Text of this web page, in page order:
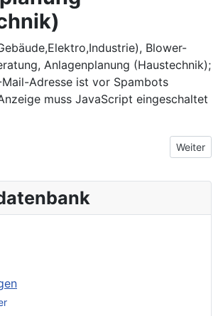
Blower-
Anlagenplanung (Haustechnik);
Mail-Adresse ist vor Spambots
muss JavaScript eingeschaltet
Thermografie - Ing.-Büro Gunther Mauerer -
Nächster
Weiter